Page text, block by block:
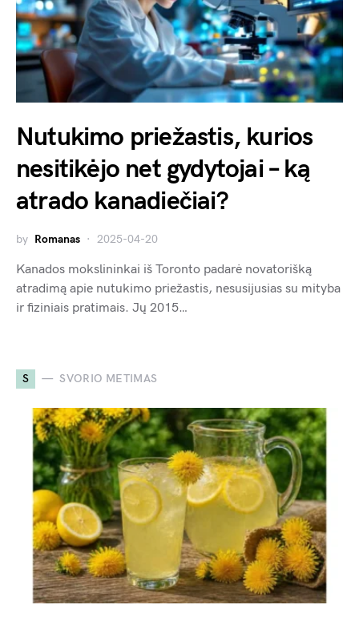
Nutukimo priežastis, kurios
nesitikėjo net gydytojai – ką
atrado kanadiečiai?
by Romanas 2025-04-20
Kanados mokslininkai iš Toronto padarė novatorišką
atradimą apie nutukimo priežastis, nesusijusias su mityba
ir fiziniais pratimais. Jų 2015…
S SVORIO METIMAS